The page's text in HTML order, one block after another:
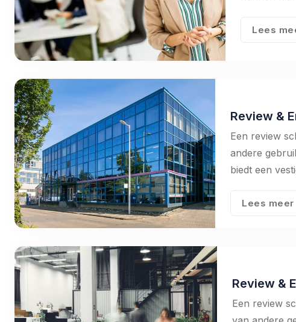
Lees
Review &
Een review
andere
biedt een
Lees meer
Review &
Een review